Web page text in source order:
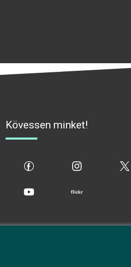
Kövessen minket!
flickr